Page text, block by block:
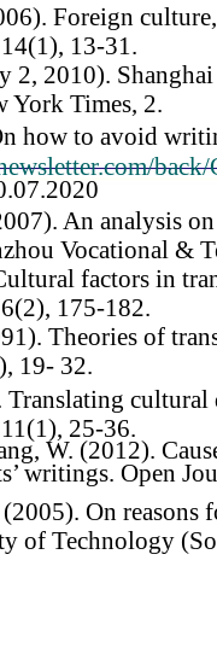
Foreign
13-31.
2, 2010).
York Times, 2.
how to avoid
An analysis
Vocational &
factors in
175-182.
Theories of
19- 32.
Translating
25-36.
W. (2012).
writings. Open
On reasons
of Technology